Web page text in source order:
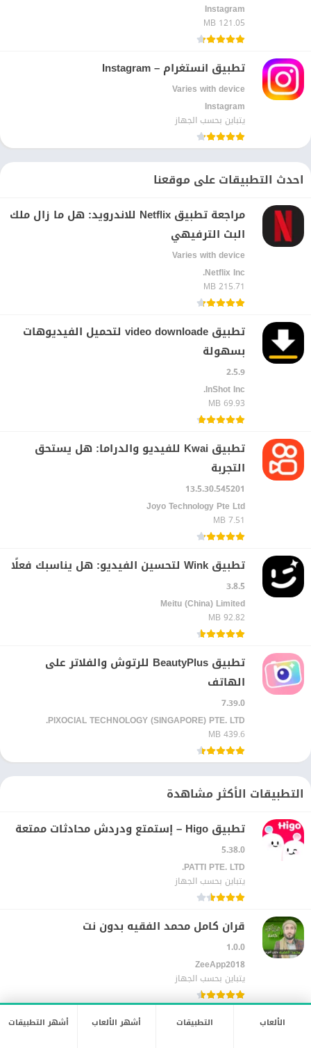
Instagram‏
121.05 MB
تطبيق انستغرام – Instagram
Varies with device
Instagram‏
يتباين بحسب الجهاز
احدث التطبيقات على موقعنا
مراجعة تطبيق Netflix للاندرويد: هل ما زال ملك
البث الترفيهي
Varies with device
Netflix Inc.‏
215.71 MB
تطبيق video downloade لتحميل الفيديوهات
بسهولة
2.5.9
InShot Inc.‏
69.93 MB
تطبيق Kwai للفيديو والدراما: هل يستحق
التجربة
13.5.30.545201
Joyo Technology Pte Ltd‏
7.51 MB
تطبيق Wink لتحسين الفيديو: هل يناسبك فعلًا
3.8.5
Meitu (China) Limited
92.82 MB
تطبيق BeautyPlus للرتوش والفلاتر على
الهاتف
7.39.0
PIXOCIAL TECHNOLOGY (SINGAPORE) PTE. LTD.
439.6 MB
التطبيقات الأكثر مشاهدة
تطبيق Higo – إستمتع ودردش محادثات ممتعة
5.38.0
PATTI PTE. LTD.‏
يتباين بحسب الجهاز
قران كامل محمد الفقيه بدون نت
1.0.0
ZeeApp2018‏
يتباين بحسب الجهاز
برنامج قرأن كامل ماهرالمعيقلي بدون نت الألعاب التطبيقات أشهر الألعاب أشهر التطبيقات